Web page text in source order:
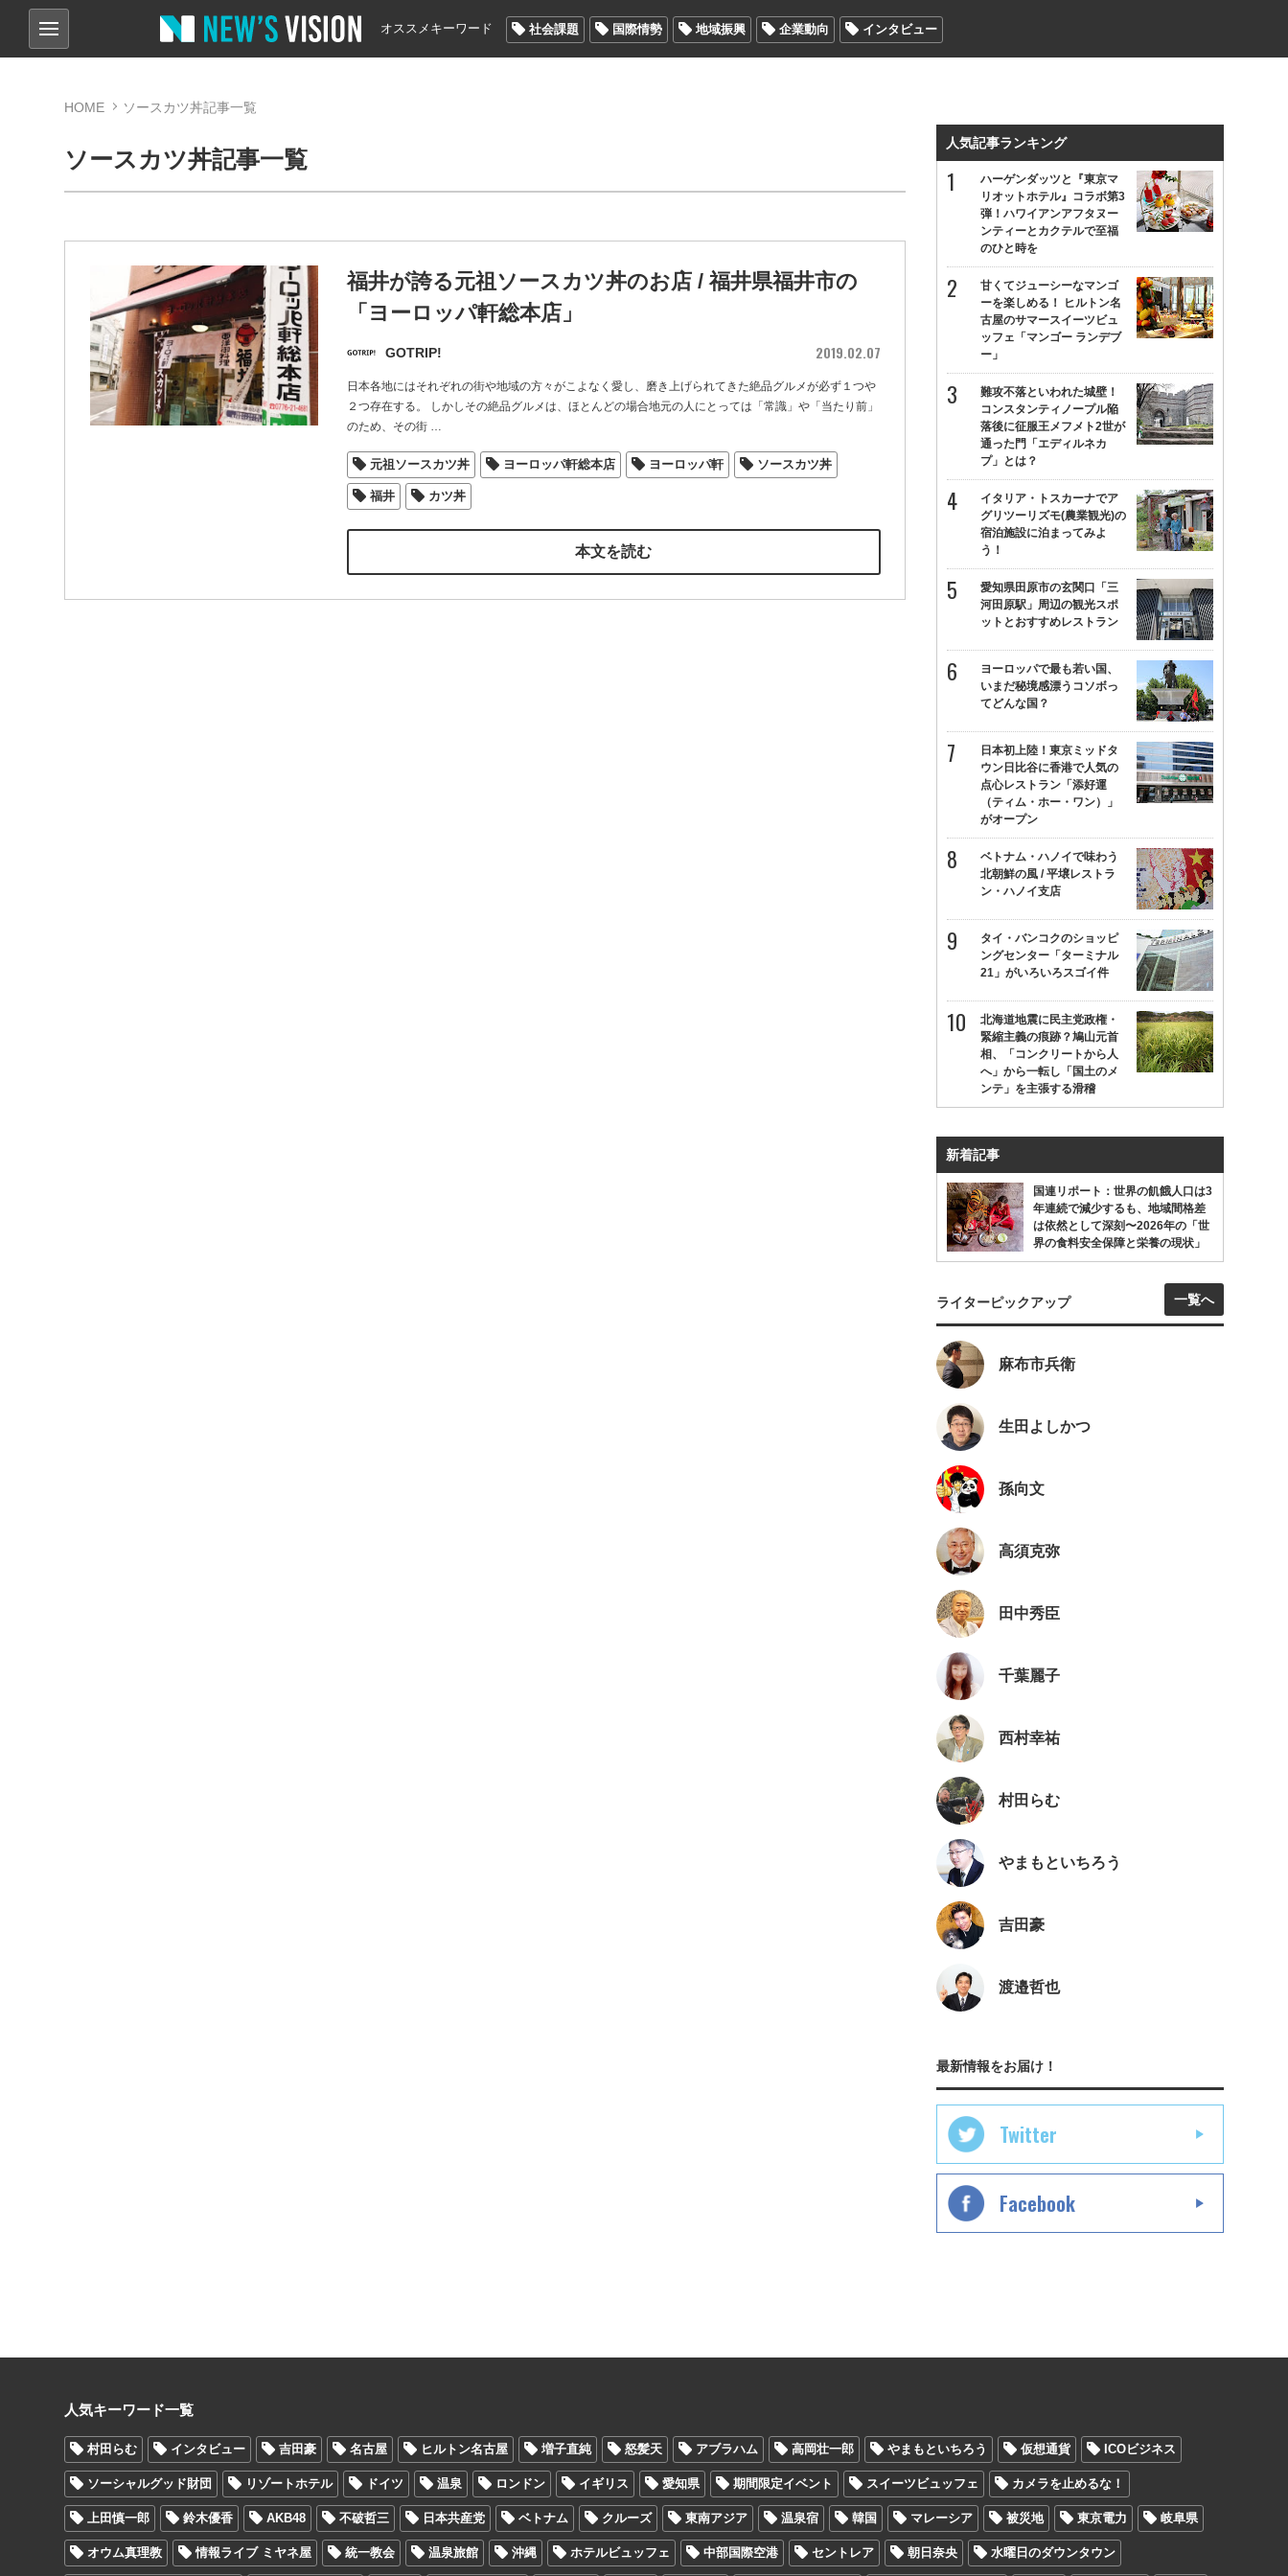
オススメキーワード 社会課題 国際情勢 地域振興 企業動向 インタビュー
HOME ソースカツ丼記事一覧
ソースカツ丼記事一覧
福井が誇る元祖ソースカツ丼のお店 / 福井県福井市の
「ヨーロッパ軒総本店」
GOTRIP! 2019.02.07
日本各地にはそれぞれの街や地域の方々がこよなく愛し、磨き上げられてきた絶品グルメが必ず１つや
２つ存在する。 しかしその絶品グルメは、ほとんどの場合地元の人にとっては「常識」や「当たり前」
のため、その街…
元祖ソースカツ丼 ヨーロッパ軒総本店 ヨーロッパ軒 ソースカツ丼
福井 カツ丼
本文を読む
人気記事ランキング
ハーゲンダッツと『東京マ
リオットホテル』コラボ第3
弾！ハワイアンアフタヌー
ンティーとカクテルで至福
のひと時を
甘くてジューシーなマンゴ
ーを楽しめる！ ヒルトン名
古屋のサマースイーツビュ
ッフェ「マンゴー ランデブ
ー」
難攻不落といわれた城壁！
コンスタンティノープル陥
落後に征服王メフメト2世が
通った門「エディルネカ
プ」とは？
イタリア・トスカーナでア
グリツーリズモ(農業観光)の
宿泊施設に泊まってみよ
う！
愛知県田原市の玄関口「三
河田原駅」周辺の観光スポ
ットとおすすめレストラン
ヨーロッパで最も若い国、
いまだ秘境感漂うコソボっ
てどんな国？
日本初上陸！東京ミッドタ
ウン日比谷に香港で人気の
点心レストラン「添好運
（ティム・ホー・ワン）」
がオープン
ベトナム・ハノイで味わう
北朝鮮の風 / 平壌レストラ
ン・ハノイ支店
タイ・バンコクのショッピ
ングセンター「ターミナル
21」がいろいろスゴイ件
北海道地震に民主党政権・
緊縮主義の痕跡？鳩山元首
相、「コンクリートから人
へ」から一転し「国土のメ
ンテ」を主張する滑稽
新着記事
国連リポート：世界の飢餓人口は3
年連続で減少するも、地域間格差
は依然として深刻〜2026年の「世
界の食料安全保障と栄養の現状」
ライターピックアップ 一覧へ
麻布市兵衛
生田よしかつ
孫向文
高須克弥
田中秀臣
千葉麗子
西村幸祐
村田らむ
やまもといちろう
吉田豪
渡邉哲也
最新情報をお届け！
Twitter
Facebook
人気キーワード一覧
村田らむ インタビュー 吉田豪 名古屋 ヒルトン名古屋 増子直純 怒髪天 アブラハム 高岡壮一郎 やまもといちろう 仮想通貨 ICOビジネス
ソーシャルグッド財団 リゾートホテル ドイツ 温泉 ロンドン イギリス 愛知県 期間限定イベント スイーツビュッフェ カメラを止めるな！
上田慎一郎 鈴木優香 AKB48 不破哲三 日本共産党 ベトナム クルーズ 東南アジア 温泉宿 韓国 マレーシア 被災地 東京電力 岐阜県
オウム真理教 情報ライブ ミヤネ屋 統一教会 温泉旅館 沖縄 ホテルビュッフェ 中部国際空港 セントレア 朝日奈央 水曜日のダウンタウン